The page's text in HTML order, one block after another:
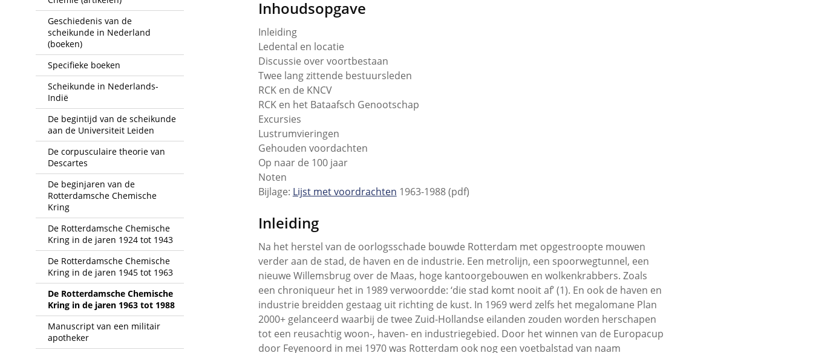
Inhoudsopgave
Inleiding
Ledental en locatie
Discussie over voortbestaan
Twee lang zittende bestuursleden
RCK en de KNCV
RCK en het Bataafsch Genootschap
Excursies
Lustrumvieringen
Gehouden voordachten
Op naar de 100 jaar
Noten
Bijlage: Lijst met voordrachten 1963-1988 (pdf)
Inleiding
Na het herstel van de oorlogsschade bouwde Rotterdam met opgestroopte mouwen
verder aan de stad, de haven en de industrie. Een metrolijn, een spoorwegtunnel, een
nieuwe Willemsbrug over de Maas, hoge kantoorgebouwen en wolkenkrabbers. Zoals
een chroniqueur het in 1989 verwoordde: ‘die stad komt nooit af’ (1). En ook de haven en
industrie breidden gestaag uit richting de kust. In 1969 werd zelfs het megalomane Plan
2000+ gelanceerd waarbij de twee Zuid-Hollandse eilanden zouden worden herschapen
tot een reusachtig woon-, haven- en industriegebied. Door het winnen van de Europacup
door Feyenoord in mei 1970 was Rotterdam ook nog een voetbalstad van naam
Geschiedenis van de
scheikunde in Nederland
(boeken)
Specifieke boeken
Scheikunde in Nederlands-
Indië
De begintijd van de scheikunde
aan de Universiteit Leiden
De corpusculaire theorie van
Descartes
De beginjaren van de
Rotterdamsche Chemische
Kring
De Rotterdamsche Chemische
Kring in de jaren 1924 tot 1943
De Rotterdamsche Chemische
Kring in de jaren 1945 tot 1963
De Rotterdamsche Chemische
Kring in de jaren 1963 tot 1988
Manuscript van een militair
apotheker